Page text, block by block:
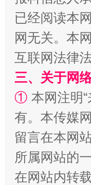
解纷+调解+退费
已经阅读本
网无关。本
互联网法律
三、关于网
① 本网注明
有。本传媒
留言在本网
所属网站的
在网站内转